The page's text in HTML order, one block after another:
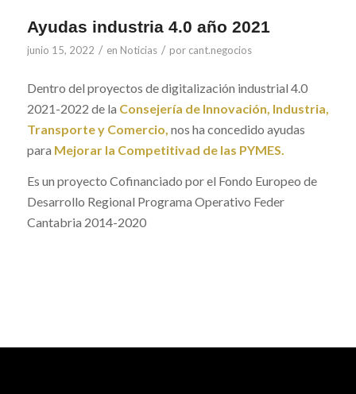
Ayudas industria 4.0 año 2021
junio 15, 2022 / en Noticias / por cant.negocios
Dentro del proyectos de digitalización industrial 4.0
2021-2022 de la Consejería de Innovación, Industria,
Transporte y Comercio, nos ha concedido ayudas
para Mejorar la Competitivad de las PYMES.
Es un proyecto Cofinanciado por el Fondo Europeo de
Desarrollo Regional Programa Operativo Feder
Cantabria 2014-2020